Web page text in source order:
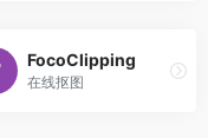
FocoClipping
在线抠图